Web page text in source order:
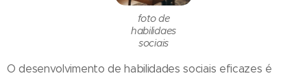
foto de
habilidaes
sociais
O desenvolvimento de habilidades sociais eficazes é